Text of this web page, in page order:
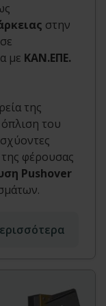
στην
σε
με ΚΑΝ.ΕΠΕ.
της
του
φέρουσας
Pushover